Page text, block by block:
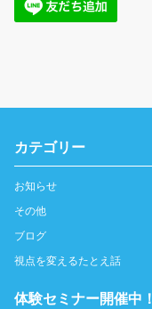
カテゴリー
お知らせ
その他
ブログ
視点を変えるたとえ話
体験セミナー開催中！